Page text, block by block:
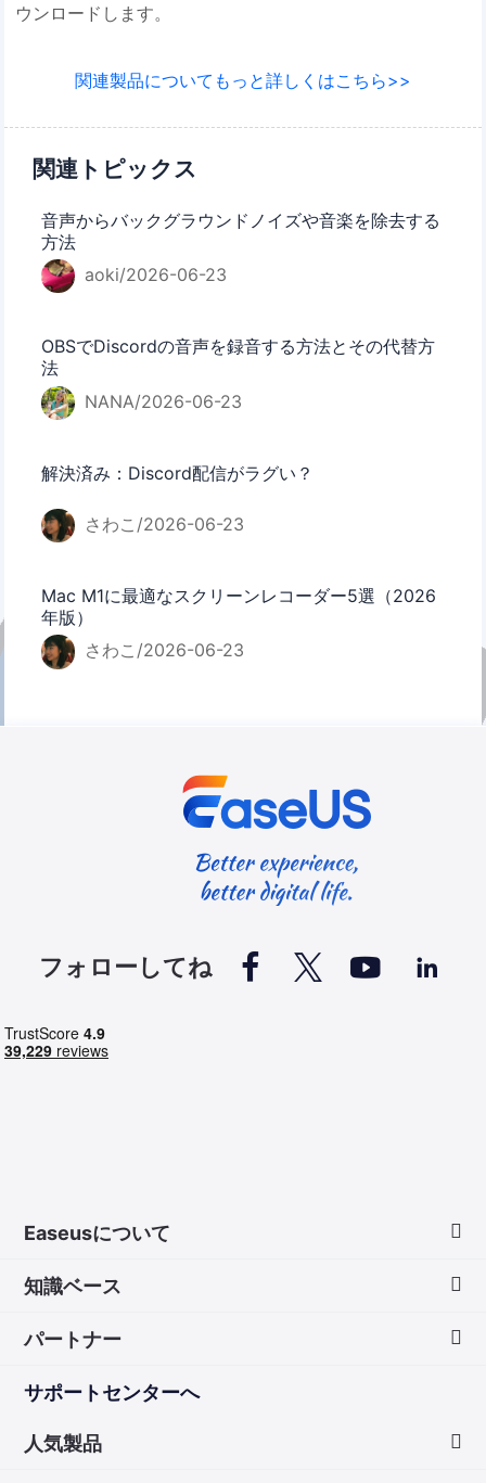
ウンロードします。
関連製品についてもっと詳しくはこちら>>
関連トピックス
音声からバックグラウンドノイズや音楽を除去する
方法
aoki/2026-06-23
OBSでDiscordの音声を録音する方法とその代替方
法
NANA/2026-06-23
解決済み：Discord配信がラグい？
さわこ/2026-06-23
Mac M1に最適なスクリーンレコーダー5選（2026
年版）
さわこ/2026-06-23
フォローしてね    
Easeusについて
ダウンロードセンター
お問い合わせ
知識ベース
無料録音ソフト
Mac アプリ ストア
パートナー
サポートセンターへ
人気製品